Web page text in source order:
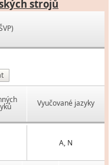
strojů
Vyučované jazyky
A, N